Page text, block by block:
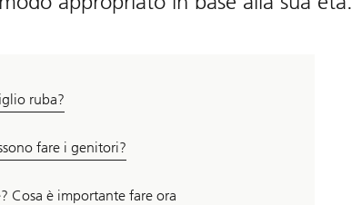
ruba?
fare i genitori?
Cosa è importante fare ora